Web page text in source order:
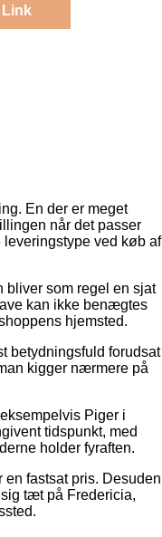
Link
En der er meget
når det passer
ved køb af
bliver som regel en sjat
kan ikke benægtes
hjemsted.
betydningsfuld forudsat
kigger nærmere på
Piger i
tidspunkt, med
holder fyraften.
en fastsat pris. Desuden
tæt på Fredericia,